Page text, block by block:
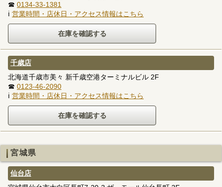
☎ 0134-33-1381
ℹ 営業時間・店休日・アクセス情報はこちら
千歳店
北海道千歳市美々 新千歳空港ターミナルビル 2F
☎ 0123-46-2090
ℹ 営業時間・店休日・アクセス情報はこちら
宮城県
仙台店